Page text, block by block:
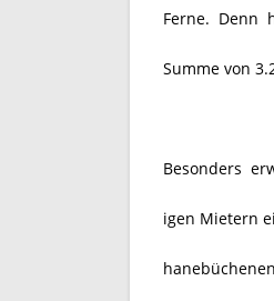
Ferne. Denn
Summe von
Besonders
igen Mietern